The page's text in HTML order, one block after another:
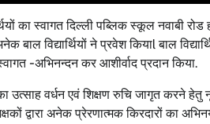
का स्वागत दिल्ली पब्लिक स्कूल नवाबी रोड
विद्यार्थियों ने प्रवेश कियाl बाल
-अभिनन्दन कर आशीर्वाद प्रदान किया.
उत्साह वर्धन एवं शिक्षण रुचि जागृत करने हेतु
द्वारा अनेक प्रेरणात्मक किरदारों का